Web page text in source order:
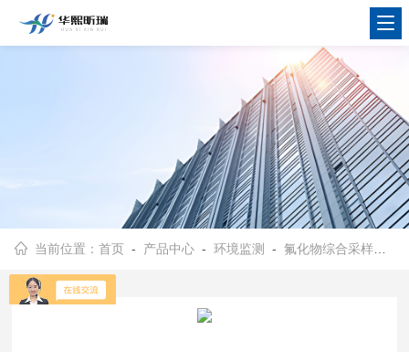
当前位置：首页 - 产品中心 -环境监测 -氟化物综合采样器